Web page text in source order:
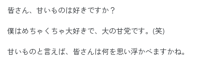
皆さん、甘いものは好きですか？
僕はめちゃくちゃ大好きで、大の甘党です。(笑)
甘いものと言えば、皆さんは何を思い浮かべますかね。